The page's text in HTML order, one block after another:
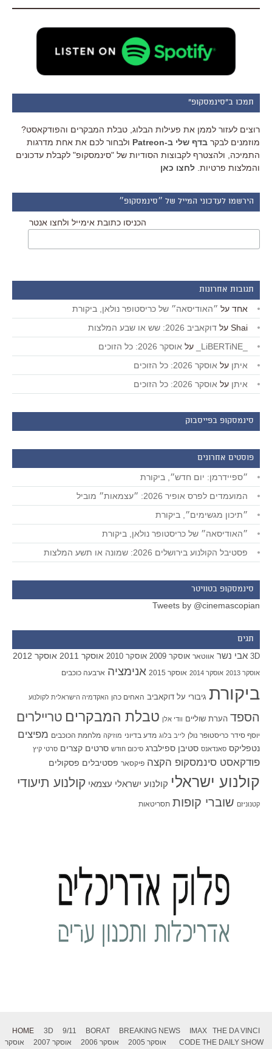
תמכו ב"סינמסקופ"
רוצים לעזור לממן את פעילות הבלוג, טבלת המבקרים והפודקאסט?
מוזמנים לבקר בדף שלי ב-Patreon
ולבחור לכם את אחת מדרגות
התמיכה, ולהצטרף לקבוצות הסודיות של "סינמסקופ" לקבלת עדכונים
והמלצות פרטיות. לחצו כאן
הירשמו לעדכוני המייל של ״סינמסקופ״
הכניסו כתובת אימייל ולחצו אנטר
תגובות אחרונות
אחד על ״האודיסאה״ של כריסטופר נולאן, ביקורת
Shai על דוקאביב 2026: שש או שבע המלצות
על אוסקר 2026: כל הזוכים
איתן על אוסקר 2026: כל הזוכים
איתן על אוסקר 2026: כל הזוכים
סינמסקופ בפייסבוק
פוסטים אחרונים
״ספיידרמן: יום חדש״, ביקורת
המועמדים לפרס אופיר 2026: ״עצמאות״ מוביל
״תיכון מגשימים״, ביקורת
״האודיסאה״ של כריסטופר נולאן, ביקורת
פסטיבל הקולנוע בירושלים 2026: שמונה או תשע המלצות
סינמסקופ בטוויטר
Tweets by @cinemascopian
תגים
3D אבי נשר אווטאר אוסקר 2009 אוסקר 2010 אוסקר 2011 אוסקר 2012
אוסקר 2013 אוסקר 2014 אוסקר 2015 אנימציה ארבעה כוכבים
ביקורת גיבורי על דוקאביב האחים כהן האקדמיה הישראלית לקולנוע
הספד הערת שוליים וודי אלן טבלת המבקרים טריילרים
יוסף סידר כריסטופר נולן לייב בלוג מדע בדיוני מוזיקה מלחמת הכוכבים מפיצים
נטפליקס סאנדאנס סטיבן ספילברג סיכום חודש סרטים קצרים סרטי קיץ
פודקאסט סינמסקופ הקצה פיקסאר פסטיבלים פסקולים
קולנוע ישראלי קולנוע ישראלי עצמאי קולנוע תיעודי
קטנוניזם שוברי קופות תסריטאות
HOME 3D 9/11 BORAT BREAKING NEWS IMAX
THE DA VINCI
CODE THE DAILY SHOW אוסקר 2005 אוסקר 2006 אוסקר 2007 אוסקר